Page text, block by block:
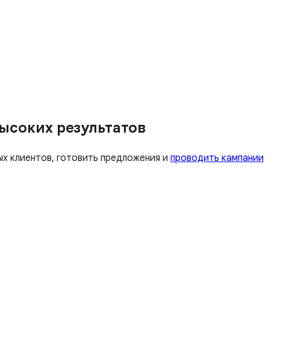
результатов
клиентов, готовить предложения и проводить кампании